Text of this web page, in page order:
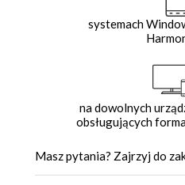
systemach
na dowolnych
obsługujących
Masz pytania? Zajrzyj do